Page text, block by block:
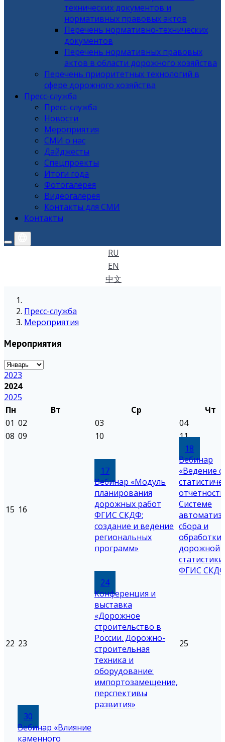
технических документов и
нормативных правовых актов
Перечень нормативно-технических
документов
Перечень нормативных правовых
актов в области дорожного хозяйства
Перечень приоритетных технологий в
сфере дорожного хозяйства
Пресс-служба
Пресс-служба
Новости
Мероприятия
СМИ о нас
Дайджесты
Спецпроекты
Итоги года
Фотогалерея
Видеогалерея
Контакты для СМИ
Контакты
RU
EN
中文
Пресс-служба
Мероприятия
Мероприятия
2023
2024
2025
Пн
Вт Ср
Чт
01 02 03
04
08 09 10 11
15 16
17
Вебинар «Модуль
планирования
дорожных работ
ФГИС СКДФ:
создание и ведение
региональных
программ»
18
Вебинар
«Ведение
Системе
сбора и
обработки
дорожной
статистики
ФГИС
22 23
24
Конференция и
выставка
«Дорожное
строительство в
России. Дорожно-
строительная
техника и
оборудование:
импортозамещение,
перспективы
развития»
25
30
Вебинар «Влияние
каменного